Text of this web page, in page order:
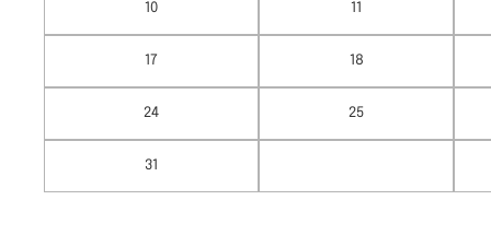
10 11
17 18
24 25
31